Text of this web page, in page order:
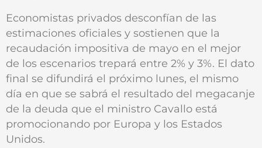
Economistas privados desconfían de las
estimaciones oficiales y sostienen que la
recaudación impositiva de mayo en el mejor
de los escenarios trepará entre 2% y 3%. El dato
final se difundirá el próximo lunes, el mismo
día en que se sabrá el resultado del megacanje
de la deuda que el ministro Cavallo está
promocionando por Europa y los Estados
Unidos.